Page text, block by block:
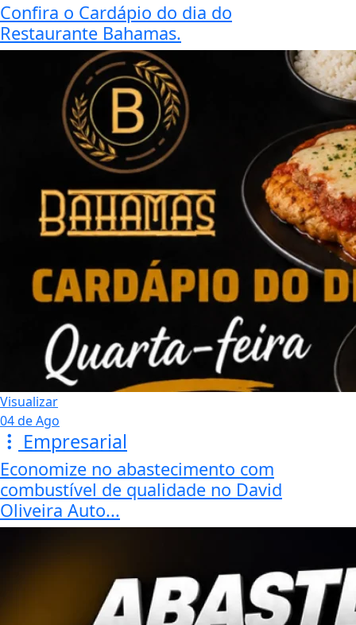
Confira o Cardápio do dia do
Restaurante Bahamas.
Visualizar
04 de Ago
Empresarial
Economize no abastecimento com
combustível de qualidade no David
Oliveira Auto...